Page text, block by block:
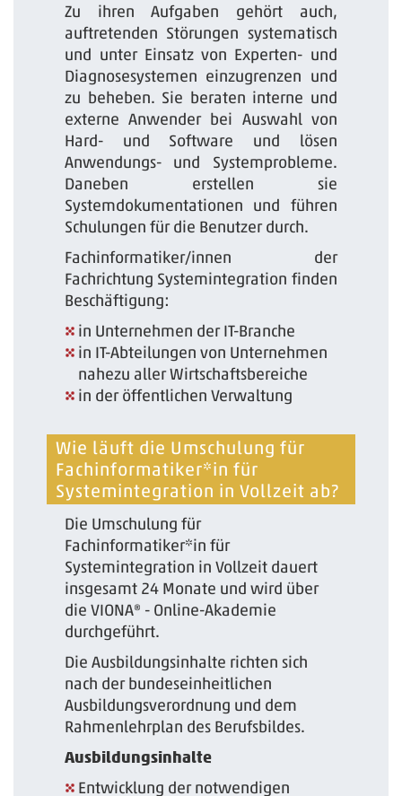
Zu ihren Aufgaben gehört auch,
auftretenden Störungen systematisch
und unter Einsatz von Experten- und
Diagnosesystemen einzugrenzen und
zu beheben. Sie beraten interne und
externe Anwender bei Auswahl von
Hard- und Software und lösen
Anwendungs- und Systemprobleme.
Daneben erstellen sie
Systemdokumentationen und führen
Schulungen für die Benutzer durch.
Fachinformatiker/innen der
Fachrichtung Systemintegration finden
Beschäftigung:
in Unternehmen der IT-Branche
in IT-Abteilungen von Unternehmen
nahezu aller Wirtschaftsbereiche
in der öffentlichen Verwaltung
Wie läuft die Umschulung für
Fachinformatiker*in für
Systemintegration in Vollzeit ab?
Die Umschulung für
Fachinformatiker*in für
Systemintegration in Vollzeit dauert
insgesamt 24 Monate und wird über
die VIONA® - Online-Akademie
durchgeführt.
Die Ausbildungsinhalte richten sich
nach der bundeseinheitlichen
Ausbildungsverordnung und dem
Rahmenlehrplan des Berufsbildes.
Ausbildungsinhalte
Entwicklung der notwendigen